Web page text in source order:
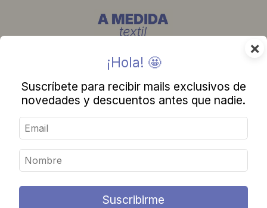
×
¡Hola! 🤩
Suscríbete para recibir mails exclusivos de
novedades y descuentos antes que nadie.
Suscribirme